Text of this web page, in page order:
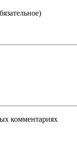
комментариях